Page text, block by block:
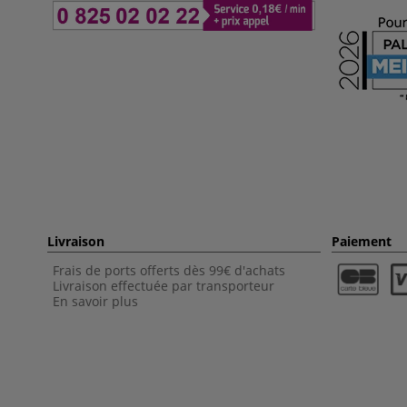
Livraison
Frais de ports offerts dès 99€ d'achats
Livraison effectuée par transporteur
En savoir plus
Paiement